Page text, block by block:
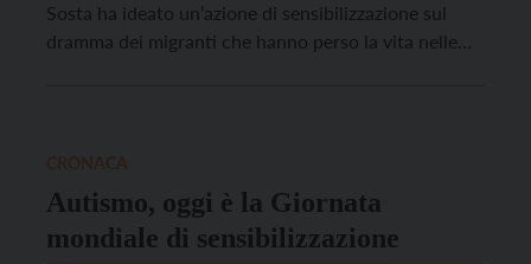
Sosta ha ideato un’azione di sensibilizzazione sul
dramma dei migranti che hanno perso la vita nelle
Autismo, oggi è la Giornata
mondiale di sensibilizzazione